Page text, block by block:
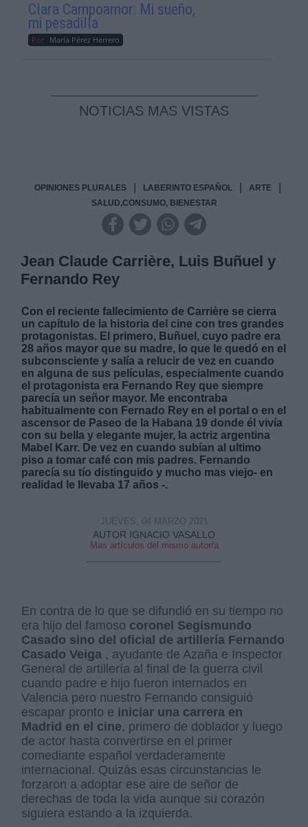
Clara Campoamor: Mi sueño,
mi pesadilla
Por María Pérez Herrero
NOTICIAS MAS VISTAS
OPINIONES PLURALES LABERINTO ESPAÑOL ARTE
SALUD,CONSUMO, BIENESTAR
Jean Claude Carrière, Luis Buñuel y
Fernando Rey
Con el reciente fallecimiento de Carrière se cierra
un capítulo de la historia del cine con tres grandes
protagonistas. El primero, Buñuel, cuyo padre era
28 años mayor que su madre, lo que le quedó en el
subconsciente y salía a relucir de vez en cuando
en alguna de sus películas, especialmente cuando
el protagonista era Fernando Rey que siempre
parecía un señor mayor. Me encontraba
habitualmente con Fernado Rey en el portal o en el
ascensor de Paseo de la Habana 19 donde él vivía
con su bella y elegante mujer, la actriz argentina
Mabel Karr. De vez en cuando subían al ultimo
piso a tomar café con mis padres. Fernando
parecía su tío distinguido y mucho mas viejo- en
realidad le llevaba 17 años -.
AUTOR IGNACIO VASALLO
Mas artículos del mismo autor/a
JUEVES, 04 MARZO 2021
En contra de lo que se difundió en su tiempo no
era hijo del famoso coronel Segismundo
Casado sino del oficial de artillería Fernando
Casado Veiga , ayudante de Azaña e Inspector
General de artillería al final de la guerra civil
cuando padre e hijo fueron internados en
Valencia pero nuestro Fernando consiguió
escapar pronto e iniciar una carrera en
Madrid en el cine, primero de doblador y luego
de actor hasta convertirse en el primer
comediante español verdaderamente
internacional. Quizás esas circunstancias le
forzaron a adoptar ese aire de señor de
derechas de toda la vida aunque su corazón
siguiera estando a la izquierda.